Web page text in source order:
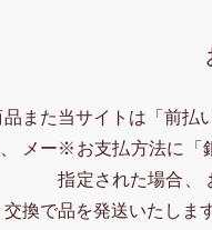
また
メー
換で
当サイトは「前払
※お支払方法に「
指定された場合、
品を発送いたしま